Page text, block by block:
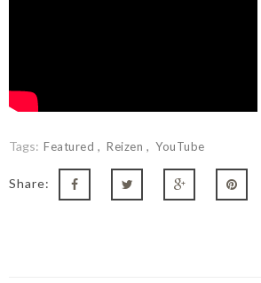
Tags: Featured Reizen YouTube
Share: